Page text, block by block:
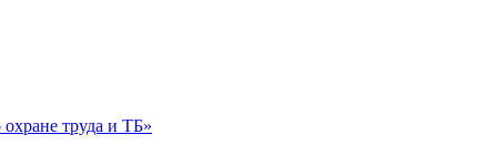
труда и ТБ»